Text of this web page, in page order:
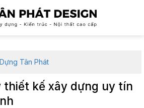
Tân Phát
thiết kế xây dựng uy tín